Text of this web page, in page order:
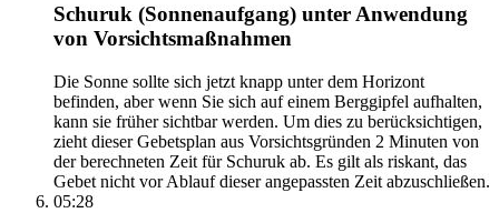
Schuruk (Sonnenaufgang) unter Anwendung
von Vorsichtsmaßnahmen
Die Sonne sollte sich jetzt knapp unter dem Horizont
befinden, aber wenn Sie sich auf einem Berggipfel aufhalten,
kann sie früher sichtbar werden. Um dies zu berücksichtigen,
zieht dieser Gebetsplan aus Vorsichtsgründen 2 Minuten von
der berechneten Zeit für Schuruk ab. Es gilt als riskant, das
Gebet nicht vor Ablauf dieser angepassten Zeit abzuschließen.
05:28